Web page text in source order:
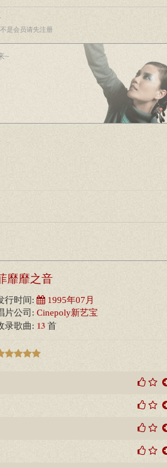
是会员请先注册
靡靡之音
行时间: 1995年07月
片公司: Cinepoly新艺宝
录歌曲: 13 首